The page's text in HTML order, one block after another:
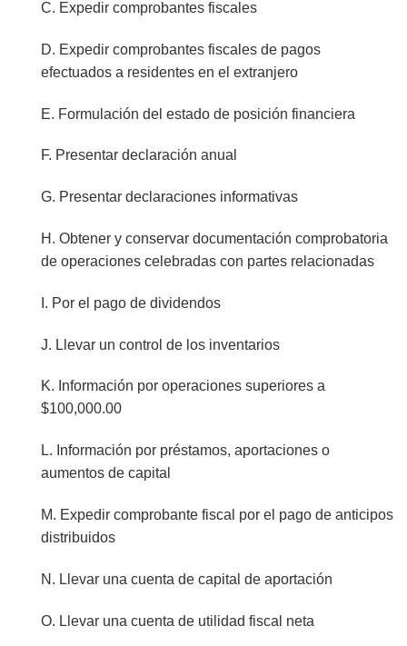
C. Expedir comprobantes fiscales
D. Expedir comprobantes fiscales de pagos
efectuados a residentes en el extranjero
E. Formulación del estado de posición financiera
F. Presentar declaración anual
G. Presentar declaraciones informativas
H. Obtener y conservar documentación comprobatoria
de operaciones celebradas con partes relacionadas
I. Por el pago de dividendos
J. Llevar un control de los inventarios
K. Información por operaciones superiores a
$100,000.00
L. Información por préstamos, aportaciones o
aumentos de capital
M. Expedir comprobante fiscal por el pago de anticipos
distribuidos
N. Llevar una cuenta de capital de aportación
O. Llevar una cuenta de utilidad fiscal neta